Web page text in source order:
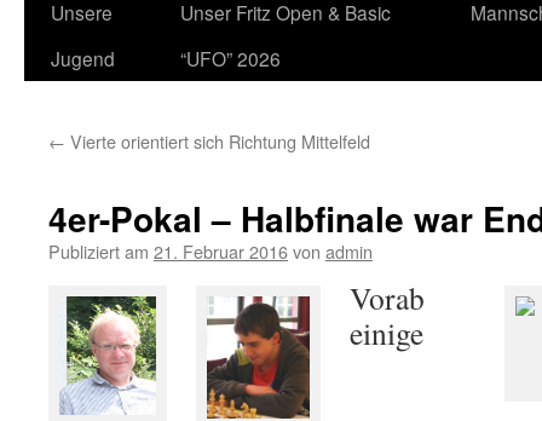
Zum
Inhalt
Unsere
Jugend
Unser Fritz Open & Basic
“UFO” 2026
← Vierte orientiert sich Richtung Mittelfeld
4er-Pokal – Halbfinale war
Publiziert am 21. Februar 2016von admin
Vorab
einige